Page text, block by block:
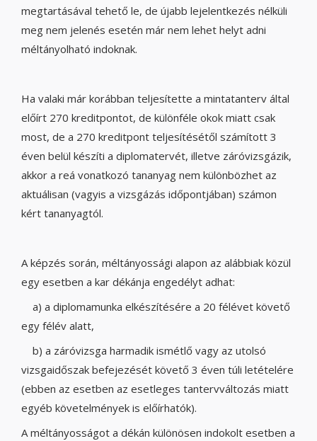
megtartásával tehető le, de újabb lejelentkezés nélküli
meg nem jelenés esetén már nem lehet helyt adni
méltányolható indoknak.
Ha valaki már korábban teljesítette a mintatanterv által
előírt 270 kreditpontot, de különféle okok miatt csak
most, de a 270 kreditpont teljesítésétől számított 3
éven belül készíti a diplomatervét, illetve záróvizsgázik,
akkor a reá vonatkozó tananyag nem különbözhet az
aktuálisan (vagyis a vizsgázás időpontjában) számon
kért tananyagtól.
A képzés során, méltányossági alapon az alábbiak közül
egy esetben a kar dékánja engedélyt adhat:
a) a diplomamunka elkészítésére a 20 félévet követő
egy félév alatt,
b) a záróvizsga harmadik ismétlő vagy az utolsó
vizsgaidőszak befejezését követő 3 éven túli letételére
(ebben az esetben az esetleges tantervváltozás miatt
egyéb követelmények is előírhatók).
A méltányosságot a dékán különösen indokolt esetben a